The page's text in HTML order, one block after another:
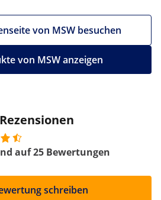
von MSW besuchen
von MSW anzeigen
auf 25 Bewertungen
schreiben